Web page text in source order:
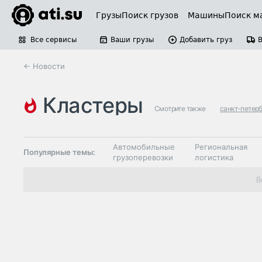
ГрузыПоиск грузов МашиныПоиск
Все сервисы Ваши грузы Добавить груз
← Новости
кластеры Смотрите также санкт-
Популярные темы:
Автомобильные
грузоперевозки
Региональная
логистика